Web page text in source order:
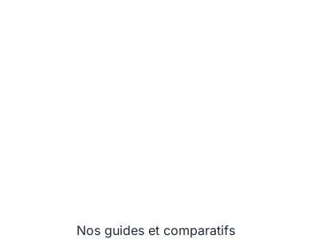
Nos guides et comparatifs